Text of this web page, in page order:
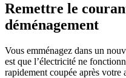
Remettre le
déménagement
Vous emménagez dans un
est que l’électricité ne
rapidement coupée après votre